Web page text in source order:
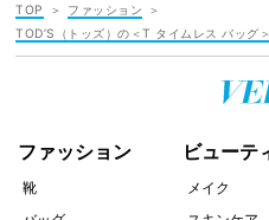
TOP
ファッション
TOD’S（トッズ）の＜T タイムレス バッグ
ファッション
靴
ビューテ
メイク